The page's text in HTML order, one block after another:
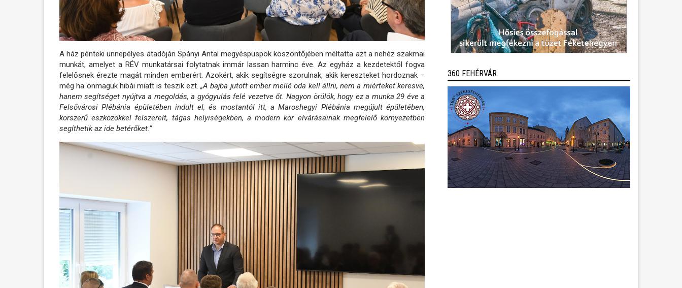
A ház pénteki ünnepélyes átadóján Spányi Antal megyéspüspök köszöntőjében méltatta azt a nehéz szakmai
munkát, amelyet a RÉV munkatársai folytatnak immár lassan harminc éve. Az egyház a kezdetektől fogva
felelősnek érezte magát minden emberért. Azokért, akik segítségre szorulnak, akik kereszteket hordoznak –
még ha önmaguk hibái miatt is teszik ezt. „A bajba jutott ember mellé oda kell állni, nem a miérteket keresve,
hanem segítséget nyújtva a megoldás, a gyógyulás felé vezetve őt. Nagyon örülök, hogy ez a munka 29 éve a
Felsővárosi Plébánia épületében indult el, és mostantól itt, a Maroshegyi Plébánia megújult épületében,
korszerű eszközökkel felszerelt, tágas helyiségekben, a modern kor elvárásainak megfelelő környezetben
segíthetik az ide betérőket.”
360 FEHÉRVÁR